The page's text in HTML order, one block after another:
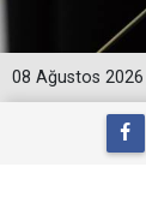
08 Ağustos 2026